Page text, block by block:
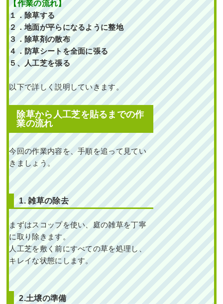
玄関前の「花壇作成」と
ウッドデッキへの「植
栽」を6人2日で実施した
事例｜大阪府大阪市此花
区A様
作業前 作業後 玄関前の「花壇
続きを読む
2025年5月22日/大阪府,常緑樹ハ行,
常緑樹マ行
植栽,大阪市,大阪府,植栽,造園・外
石垣からはみ出てしまっ
たシダレモミジとマサキ
の剪定・カイヅカイブキ
の伐採とオウゴンマサキ
の植栽を1人1日で実施し
た事例｜大阪市淀川区T
作業前 作業後 石垣からはみ出て
【作業の流れ】
１．除草する
２．地面が平らになるように整地
３．除草剤の散布
４．防草シートを全面に張る
５、人工芝を張る
以下で詳しく説明していきます。
除草から人工芝を貼るまでの作
業の流れ
今回の作業内容を、手順を追って見てい
きましょう。
1. 雑草の除去
まずはスコップを使い、庭の雑草を丁寧
に取り除きます。
人工芝を敷く前にすべての草を処理し、
キレイな状態にします。
2.土壌の準備